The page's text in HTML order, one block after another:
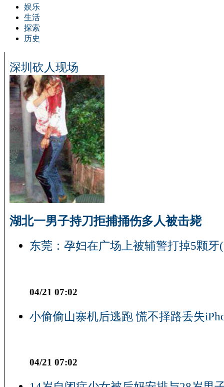
娱乐
生活
探索
历史
深圳砍人现场
湖北一男子持刀拒捕捅伤多人被击毙
东莞：孕妇在广场上被辅警打掉5颗牙
04/21 07:02
小偷偷山寨机后逃跑 慌不择路丢失
04/21 07:02